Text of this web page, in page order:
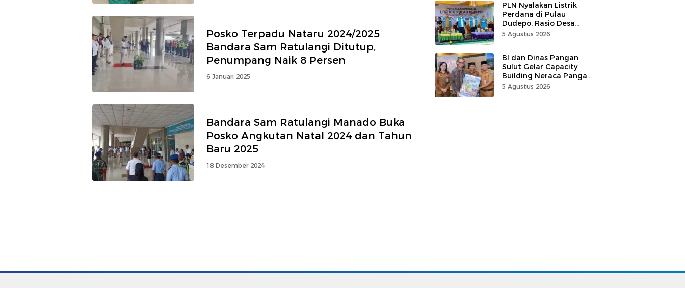
Posko Terpadu Nataru 2024/2025
Bandara Sam Ratulangi Ditutup,
Penumpang Naik 8 Persen
6 Januari 2025
Bandara Sam Ratulangi Manado Buka
Posko Angkutan Natal 2024 dan Tahun
Baru 2025
18 Desember 2024
PLN Nyalakan Listrik
Perdana di Pulau
Dudepo, Rasio Desa
Berlistrik Provinsi
5 Agustus 2026
BI dan Dinas Pangan
Sulut Gelar Capacity
Building Neraca Pangan
Strategis
5 Agustus 2026